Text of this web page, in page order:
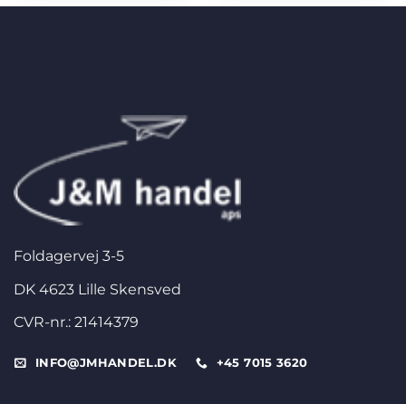
Foldagervej 3-5
DK 4623 Lille Skensved
CVR-nr.: 21414379
INFO@JMHANDEL.DK +45 7015 3620